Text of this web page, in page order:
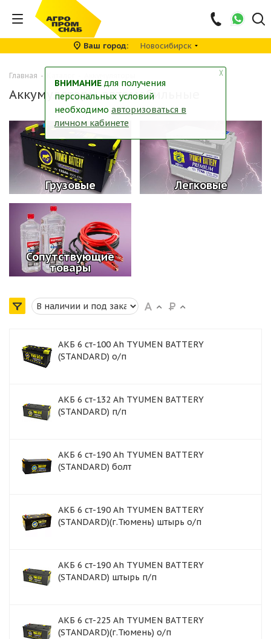
Ваш город Новосибирск
Главная -
Аккумуляторы автомобильные
Грузовые Легковые
Сопутствующие
товары
АКБ 6 ст-100 Ah TYUMEN BATTERY
(STANDARD) о/п
АКБ 6 ст-132 Ah TYUMEN BATTERY
(STANDARD) п/п
АКБ 6 ст-190 Ah TYUMEN BATTERY
(STANDARD) болт
АКБ 6 ст-190 Ah TYUMEN BATTERY
(STANDARD)(г.Тюмень) штырь о/п
АКБ 6 ст-190 Ah TYUMEN BATTERY
(STANDARD) штырь п/п
АКБ 6 ст-225 Ah TYUMEN BATTERY
(STANDARD)(г.Тюмень) о/п
╳
ВНИМАНИЕ для получения
персональных условий
необходимо авторизоваться в
личном кабинете